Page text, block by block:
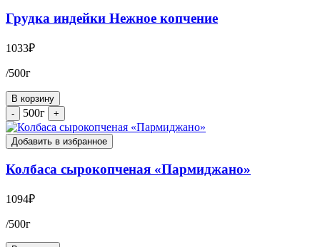
Грудка индейки Нежное копчение
1033₽
/500г
В корзину
-
500г +
Добавить в избранное
Колбаса сырокопченая «Пармиджано»
1094₽
/500г